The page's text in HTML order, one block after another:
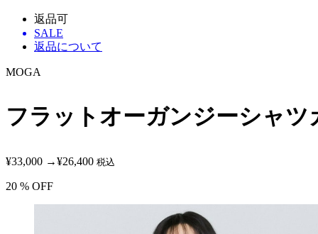
返品可
SALE
返品について
MOGA
フラットオーガンジーシャ
¥33,000 →¥26,400 税込
20 % OFF